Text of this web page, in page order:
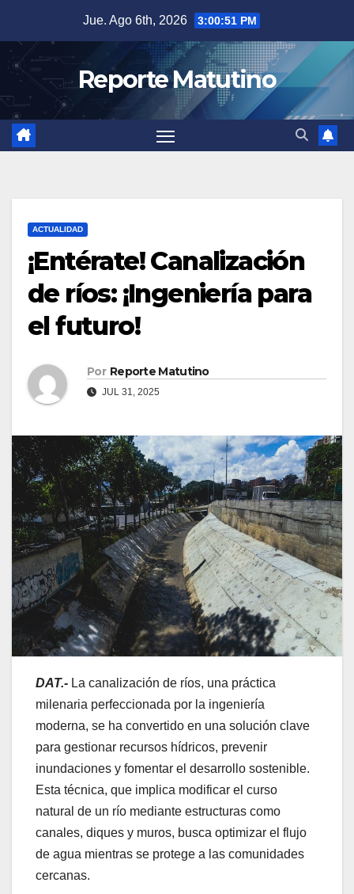
contenido
Jue. Ago 6th, 2026 3:00:52 PM
Reporte Matutino
ACTUALIDAD
¡Entérate! Canalización
de ríos: ¡Ingeniería para
el futuro!
Por Reporte Matutino
JUL 31, 2025
DAT.- La canalización de ríos, una práctica
milenaria perfeccionada por la ingeniería
moderna, se ha convertido en una solución clave
para gestionar recursos hídricos, prevenir
inundaciones y fomentar el desarrollo sostenible.
Esta técnica, que implica modificar el curso
natural de un río mediante estructuras como
canales, diques y muros, busca optimizar el flujo
de agua mientras se protege a las comunidades
cercanas.